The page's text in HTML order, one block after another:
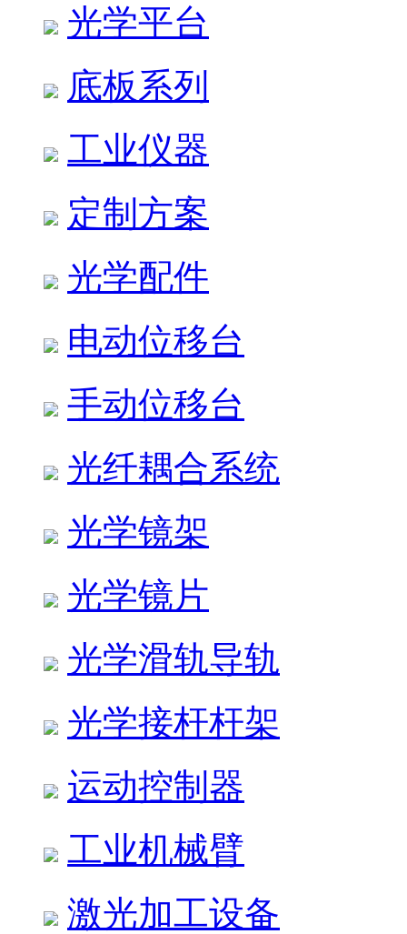
光学平台
底板系列
工业仪器
定制方案
光学配件
电动位移台
手动位移台
光纤耦合系统
光学镜架
光学镜片
光学滑轨导轨
光学接杆杆架
运动控制器
工业机械臂
激光加工设备